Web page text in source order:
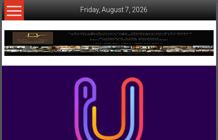
Skip
to
Friday, August 7, 2026
www.ujunctionnews.com
เว็บ
ข่าว